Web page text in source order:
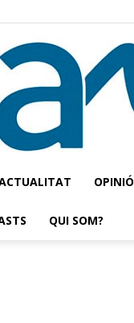
OPINIÓ
QUI SOM?